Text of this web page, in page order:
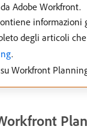
Adobe Workfront.
informazioni
degli articoli
.
Workfront